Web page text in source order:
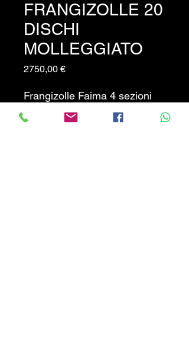
FRANGIZOLLE 20
DISCHI
MOLLEGGIATO
2750,00 €Prezzo
Frangizolle Faima 4 sezioni
molleggiato con dischi
anteriori nuovi. Peso Kg 560